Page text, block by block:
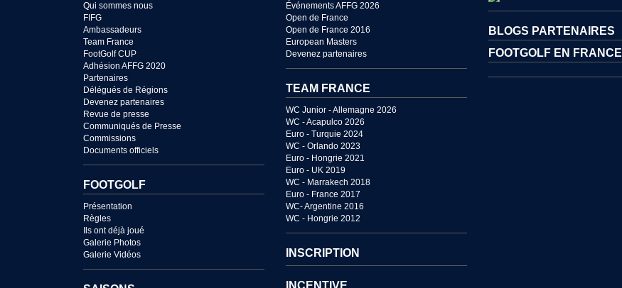
Qui sommes nous
FIFG
Ambassadeurs
Team France
FootGolf CUP
Adhésion AFFG 2020
Partenaires
Délégués de Régions
Devenez partenaires
Revue de presse
Communiqués de Presse
Commissions
Documents officiels
FOOTGOLF
Présentation
Règles
Ils ont déjà joué
Galerie Photos
Galerie Vidéos
Événements AFFG 2026
Open de France
Open de France 2016
European Masters
Devenez partenaires
TEAM FRANCE
WC Junior - Allemagne 2026
WC - Acapulco 2026
Euro - Turquie 2024
WC - Orlando 2023
Euro - Hongrie 2021
Euro - UK 2019
WC - Marrakech 2018
Euro - France 2017
WC- Argentine 2016
WC - Hongrie 2012
INSCRIPTION
INCENTIVE
BLOGS PARTENAIRES
FOOTGOLF EN FRANCE